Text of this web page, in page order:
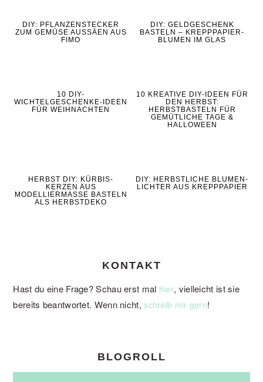
DIY: PFLANZENSTECKER
ZUM GEMÜSE AUSSÄEN AUS
FIMO
DIY: GELDGESCHENK
BASTELN – KREPPPAPIER-
BLUMEN IM GLAS
10 DIY-
WICHTELGESCHENKE-IDEEN
FÜR WEIHNACHTEN
10 KREATIVE DIY-IDEEN FÜR
DEN HERBST:
HERBSTBASTELN FÜR
GEMÜTLICHE TAGE &
HALLOWEEN
HERBST DIY: KÜRBIS-
KERZEN AUS
MODELLIERMASSE BASTELN
ALS HERBSTDEKO
DIY: HERBSTLICHE BLUMEN-
LICHTER AUS KREPPPAPIER
KONTAKT
Hast du eine Frage? Schau erst mal hier, vielleicht ist sie
bereits beantwortet. Wenn nicht,schreib mir gern!
BLOGROLL